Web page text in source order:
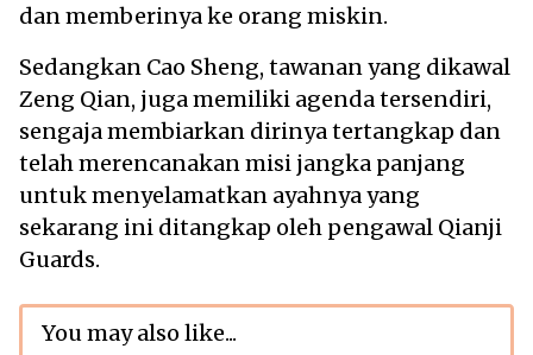
dan memberinya ke orang miskin.
Sedangkan Cao Sheng, tawanan yang dikawal
Zeng Qian, juga memiliki agenda tersendiri,
sengaja membiarkan dirinya tertangkap dan
telah merencanakan misi jangka panjang
untuk menyelamatkan ayahnya yang
sekarang ini ditangkap oleh pengawal Qianji
Guards.
You may also like...